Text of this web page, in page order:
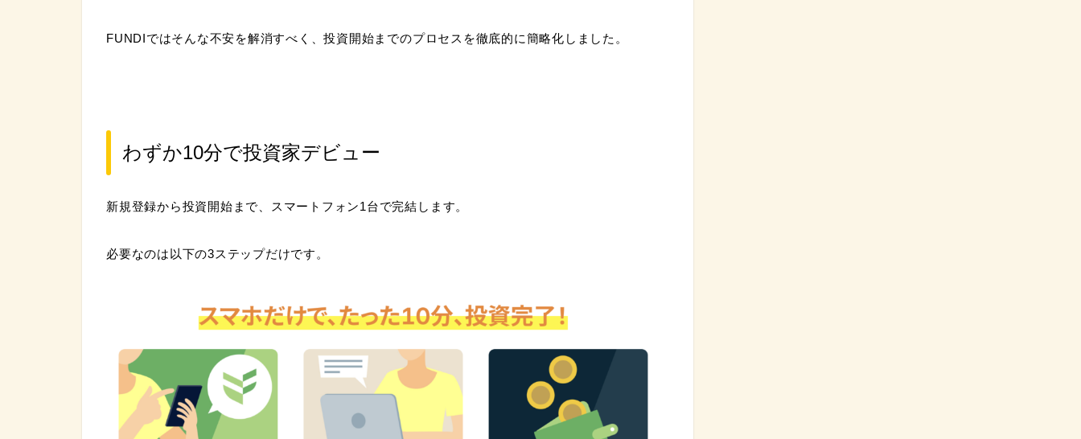
FUNDIではそんな不安を解消すべく、投資開始までのプロセスを徹底的に簡略化しました。
わずか10分で投資家デビュー
新規登録から投資開始まで、スマートフォン1台で完結します。
必要なのは以下の3ステップだけです。